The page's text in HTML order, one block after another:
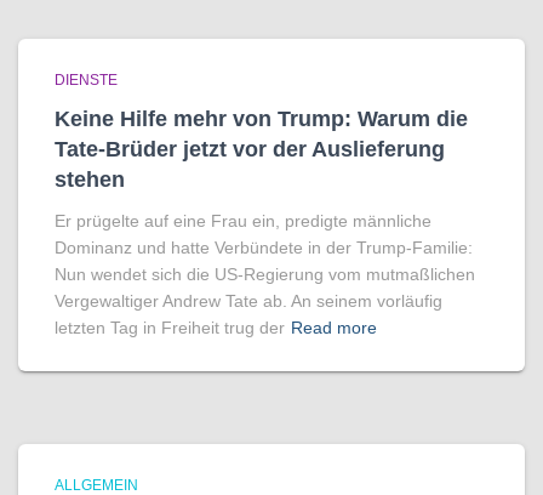
DIENSTE
Keine Hilfe mehr von Trump: Warum die
Tate-Brüder jetzt vor der Auslieferung
stehen
Er prügelte auf eine Frau ein, predigte männliche
Dominanz und hatte Verbündete in der Trump-Familie:
Nun wendet sich die US-Regierung vom mutmaßlichen
Vergewaltiger Andrew Tate ab. An seinem vorläufig
letzten Tag in Freiheit trug der Read more
ALLGEMEIN